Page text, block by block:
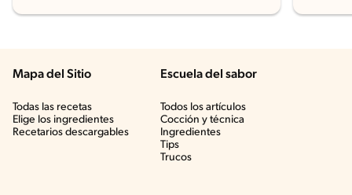
Mapa del Sitio
Todas las recetas
Elige los ingredientes
Recetarios descargables
Escuela del sabor
Todos los artículos
Cocción y técnica
Ingredientes
Tips
Trucos